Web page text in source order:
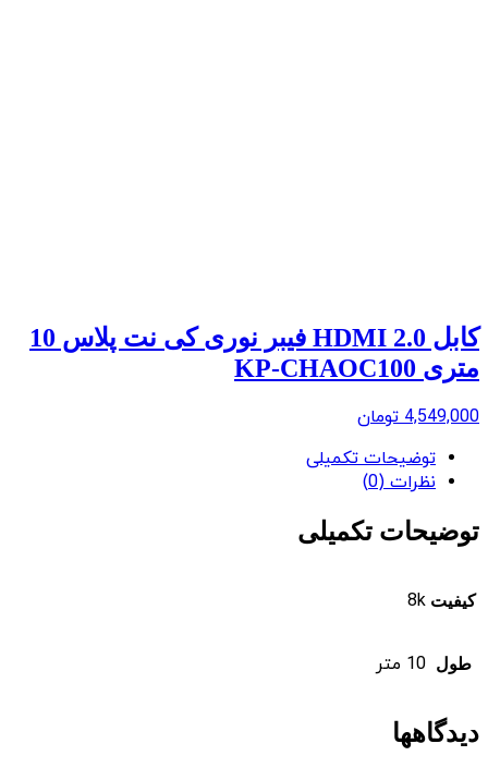
کابل 2.0 HDMI فیبر نوری کی نت پلاس 10
متری KP-CHAOC100
4,549,000 تومان
توضیحات تکمیلی
نظرات (0)
توضیحات تکمیلی
کیفیت 8k
طول 10 متر
دیدگاهها